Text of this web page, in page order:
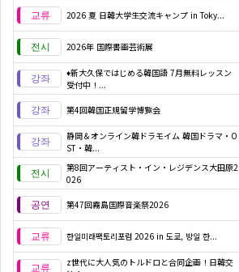
2026 夏 日韓大学生交流キャンプ in Toky...
2026年 国際書画芸術展
♦新大久保ではじめる韓国語 7月無料レッスン
受付中！...
第4回韓国正規留学博覧会
静岡＆オンライン韓ドラモイム 韓国ドラマ・O
ST・韓...
第8回アーティスト・イン・レジデンス大田原2
026
第47回霧島国際音楽祭2026
한일미래팩토리포럼 2026 in 도쿄, 방일 한...
z世代に大人気のトルドロと合同企画！日韓交